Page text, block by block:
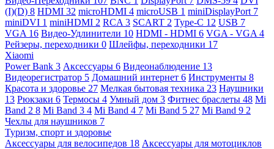
(I)(D) 8 HDMI 32 microHDMI 4 microUSB 1 miniDisplayPort 7
miniDVI 1 miniHDMI 2 RCA 3 SCART 2 Type-C 12 USB 7
VGA 16 Видео-Удлинители 10 HDMI - HDMI 6 VGA - VGA 4
Рейзеры, переходники 0 Шлейфы, переходники 17
Xiaomi
Power Bank 3 Аксессуары 6 Видеонаблюдение 13
Видеорегистратор 5 Домашний интернет 6 Инструменты 8
Красота и здоровье 27 Мелкая бытовая техника 23 Наушники
13 Рюкзаки 6 Термосы 4 Умный дом 3 Фитнес браслеты 48 Mi
Band 2 8 Mi Band 3 4 Mi Band 4 7 Mi Band 5 27 Mi Band 9 2
Чехлы для наушников 7
Туризм, спорт и здоровье
Аксессуары для велосипедов 18 Аксессуары для мотоциклов